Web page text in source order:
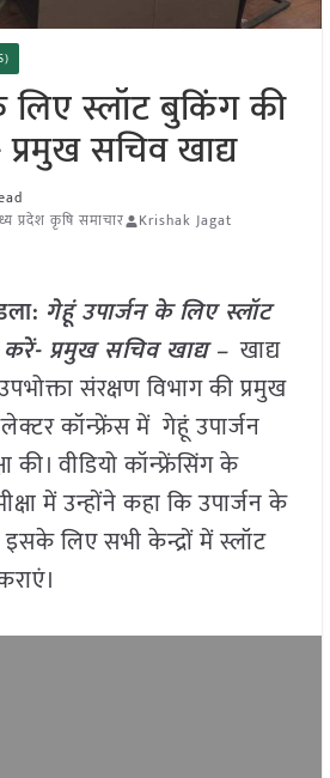
लिए स्लॉट बुकिंग की
सचिव खाद्य
प्रदेश कृषि समाचार Krishak Jagat
: गेहूं उपार्जन के लिए स्लॉट
प्रमुख सचिव खाद्य –खाद्य
संरक्षण विभाग की प्रमुख
कॉन्फ्रेंस में गेहूं उपार्जन
की। वीडियो कॉन्फ्रेंसिंग के
में उन्होंने कहा कि उपार्जन के
लिए सभी केन्द्रों में स्लॉट